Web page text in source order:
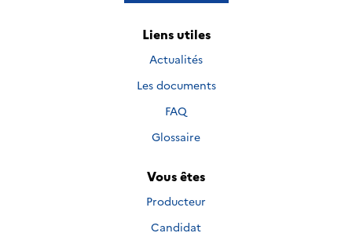
Liens utiles
Actualités
Les documents
FAQ
Glossaire
Vous êtes
Producteur
Candidat